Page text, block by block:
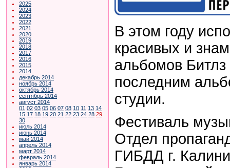
2025
2024
2023
2022
2021
2020
2019
2018
2017
2016
2015
2014
декабрь 2014
ноябрь 2014
октябрь 2014
сентябрь 2014
август 2014
01 02 03 05 06 07 08 10 11 13 14
15 17 18 19 20 21 22 23 24 28 29
30
июль 2014
июнь 2014
май 2014
апрель 2014
март 2014
февраль 2014
январь 2014
В этом году
красивых и
альбомов
последним
студии.
Фестиваль
Отдел
ГИБДД г.